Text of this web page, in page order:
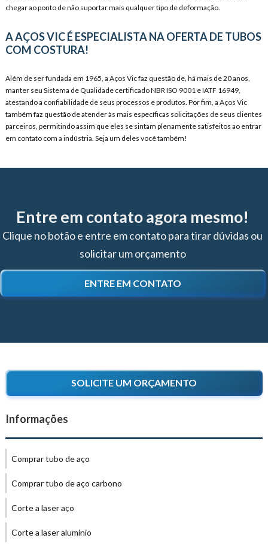
chegar ao ponto de não suportar mais qualquer tipo de deformação.
A AÇOS VIC É ESPECIALISTA NA OFERTA DE TUBOS
COM COSTURA!
Além de ser fundada em 1965, a Aços Vic faz questão de, há mais de 20 anos,
manter seu Sistema de Qualidade certificado NBR ISO 9001 e IATF 16949,
atestando a confiabilidade de seus processos e produtos. Por fim, a Aços Vic
também faz questão de atender às mais específicas solicitações de seus clientes
parceiros, permitindo assim que eles se sintam plenamente satisfeitos ao entrar
em contato com a indústria. Seja um deles você também!
Entre em contato agora mesmo!
Clique no botão e entre em contato para tirar dúvidas ou
solicitar um orçamento
ENTRE EM CONTATO
SOLICITE UM ORÇAMENTO
Informações
Comprar tubo de aço
Comprar tubo de aço carbono
Corte a laser aço
Corte a laser aluminio